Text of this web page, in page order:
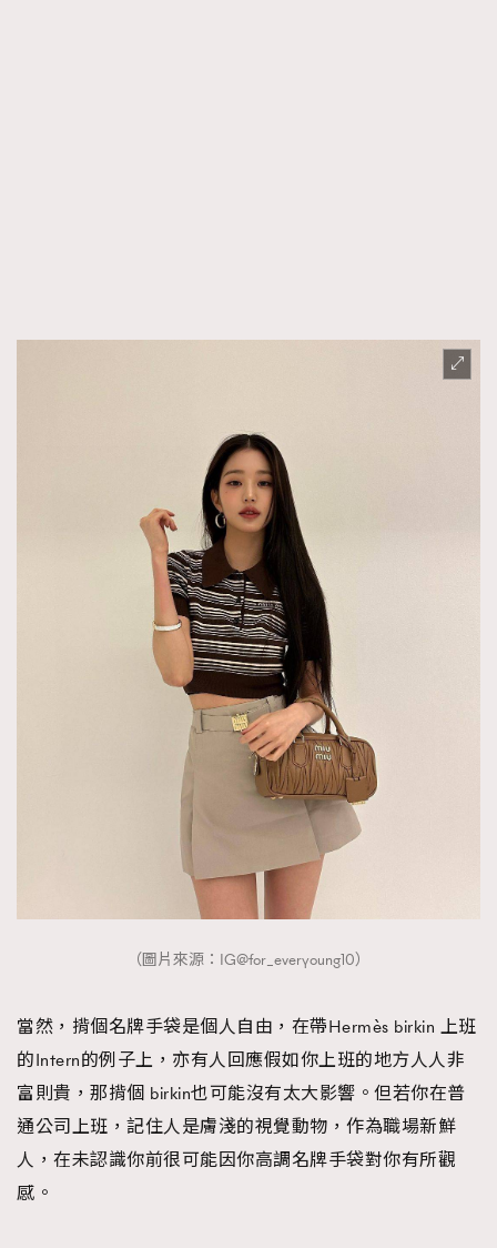
（圖片來源：IG@for_everyoung10）
當然，揹個名牌手袋是個人自由，在帶Hermès birkin 上班
的Intern的例子上，亦有人回應假如你上班的地方人人非
富則貴，那揹個 birkin也可能沒有太大影響。但若你在普
通公司上班，記住人是膚淺的視覺動物，作為職場新鮮
人，在未認識你前很可能因你高調名牌手袋對你有所觀
感。